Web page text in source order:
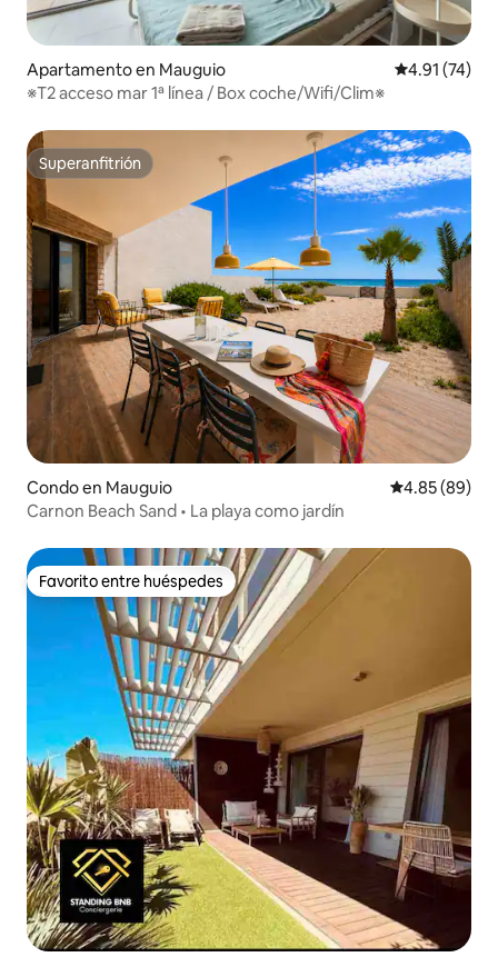
Apartamento en Mauguio Calificación
4.91 (74)
※T2 acceso mar 1ª línea / Box coche/Wifi/Clim※
Superanfitrión
Superanfitrión
Condo en Mauguio Calificación
4.85 (89)
Carnon Beach Sand • La playa como jardín
Favorito entre huéspedes
Favorito entre huéspedes